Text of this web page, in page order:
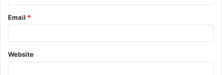
Email *
Website